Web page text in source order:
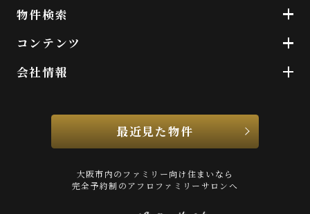
物件検索
コンテンツ
会社情報
最近見た物件
大阪市内のファミリー向け住まいなら
完全予約制のアフロファミリーサロンへ